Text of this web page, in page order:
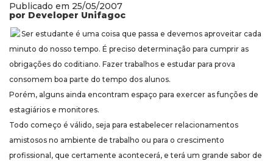
Publicado em 25/05/2007
por Developer Unifagoc
Ser estudante é uma coisa que passa e devemos aproveitar cada
minuto do nosso tempo. É preciso determinação para cumprir as
obrigações do coditiano. Fazer trabalhos e estudar para prova
consomem boa parte do tempo dos alunos.
Porém, alguns ainda encontram espaço para exercer as funções de
estagiários e monitores.
Todo começo é válido, seja para estabelecer relacionamentos
amistosos no ambiente de trabalho ou para o crescimento
profissional, que certamente acontecerá, e terá um grande sabor de